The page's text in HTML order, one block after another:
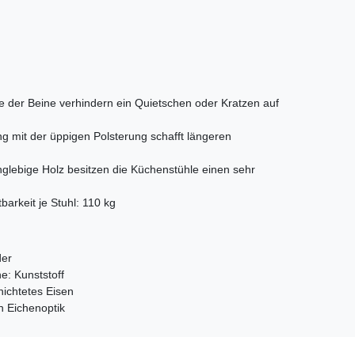
der Beine verhindern ein Quietschen oder Kratzen auf
mit der üppigen Polsterung schafft längeren
Holz besitzen die Küchenstühle einen sehr
je Stuhl: 110 kg
Kunststoff
Eisen
Eichenoptik